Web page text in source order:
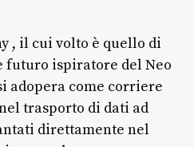
, il cui volto è quello di
futuro ispiratore del Neo
adopera come corriere
trasporto di dati ad
direttamente nel